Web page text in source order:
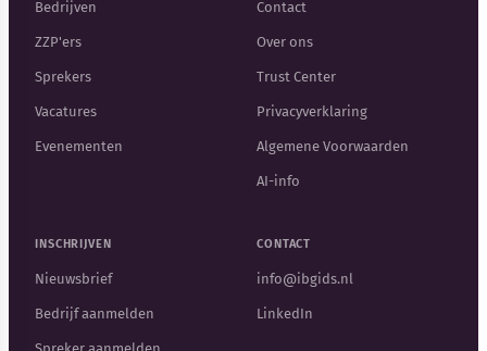
Bedrijven
ZZP'ers
Sprekers
Vacatures
Evenementen
Contact
Over ons
Trust Center
Privacyverklaring
Algemene Voorwaarden
AI-info
INSCHRIJVEN
Nieuwsbrief
Bedrijf aanmelden
CONTACT
info@ibgids.nl
LinkedIn